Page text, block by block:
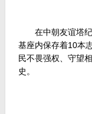
在中朝友谊塔
基座内保存着10本
民不畏强权、守望
史。